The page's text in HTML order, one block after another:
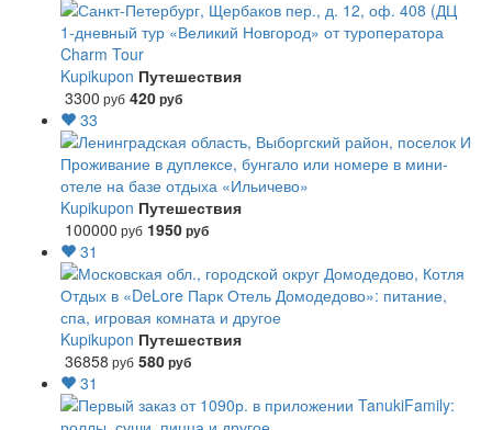
1-дневный тур «Великий Новгород» от туроператора
Charm Tour
Kupikupon Путешествия
3300 руб 420руб
33
Проживание в дуплексе, бунгало или номере в мини-
отеле на базе отдыха «Ильичево»
Kupikupon Путешествия
100000 руб 1950руб
31
Отдых в «DeLore Парк Отель Домодедово»: питание,
спа, игровая комната и другое
Kupikupon Путешествия
36858 руб 580руб
31